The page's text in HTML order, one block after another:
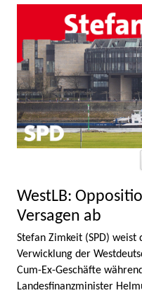
WestLB:
Versagen ab
Stefan Zimkeit (SPD)
Verwicklung der
Cum-Ex-Geschäfte
Landesfinanzminister